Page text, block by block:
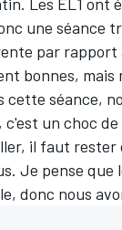
une séance
par rapport
bonnes, mais
cette séance,
un choc
il faut
Je pense que
donc nous